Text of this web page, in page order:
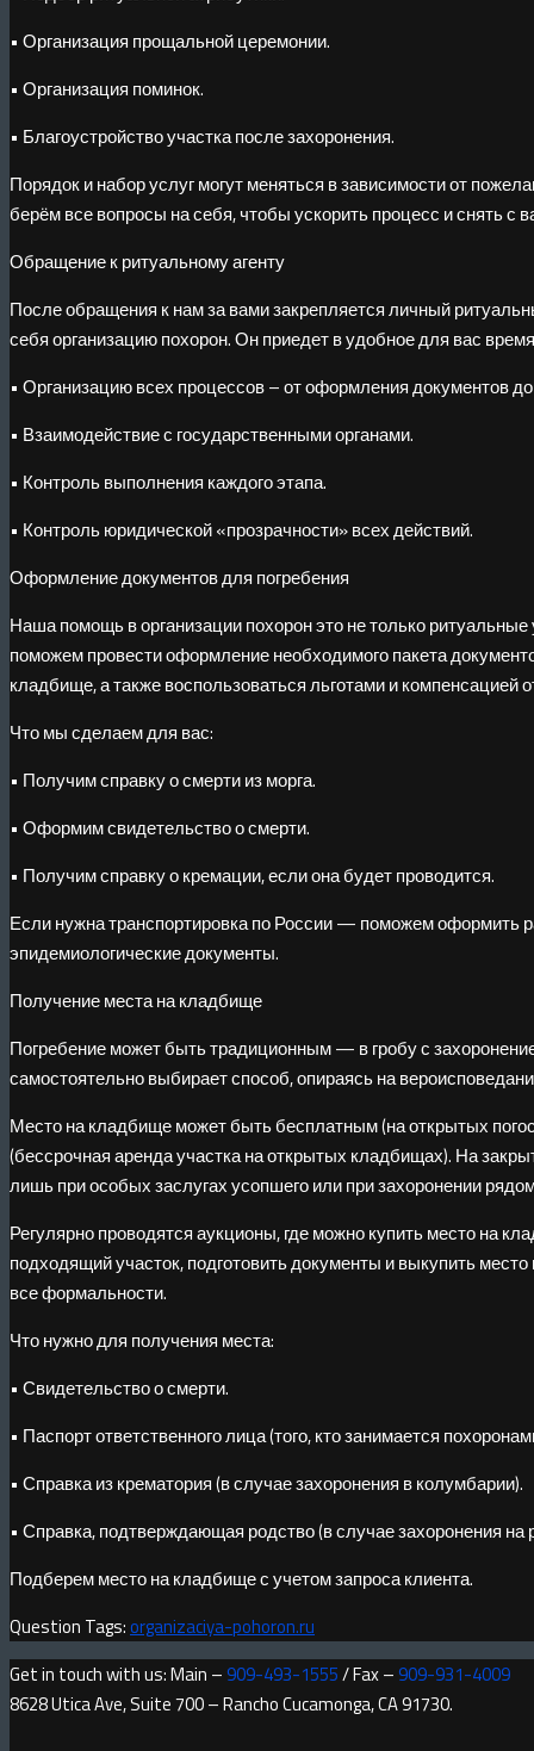
• Организация прощальной церемонии.
• Организация поминок.
• Благоустройство участка после захоронения.
Порядок и набор услуг могут меняться в зависимости от
берём все вопросы на себя, чтобы ускорить процесс и снять с
Обращение к ритуальному агенту
После обращения к нам за вами закрепляется личный
себя организацию похорон. Он приедет в удобное для вас
• Организацию всех процессов – от оформления документов
• Взаимодействие с государственными органами.
• Контроль выполнения каждого этапа.
• Контроль юридической «прозрачности» всех действий.
Оформление документов для погребения
Наша помощь в организации похорон это не только
поможем провести оформление необходимого пакета
кладбище, а также воспользоваться льготами и компенсацией
Что мы сделаем для вас:
• Получим справку о смерти из морга.
• Оформим свидетельство о смерти.
• Получим справку о кремации, если она будет проводится.
Если нужна транспортировка по России — поможем оформить
эпидемиологические документы.
Получение места на кладбище
Погребение может быть традиционным — в гробу с
самостоятельно выбирает способ, опираясь на
Место на кладбище может быть бесплатным (на открытых
(бессрочная аренда участка на открытых кладбищах). На
лишь при особых заслугах усопшего или при захоронении
Регулярно проводятся аукционы, где можно купить место на
подходящий участок, подготовить документы и выкупить
все формальности.
Что нужно для получения места:
• Свидетельство о смерти.
• Паспорт ответственного лица (того, кто занимается
• Справка из крематория (в случае захоронения в колумбарии).
• Справка, подтверждающая родство (в случае захоронения на
Подберем место на кладбище с учетом запроса клиента.
Question Tags:organizaciya-pohoron.ru
Get in touch with us: Main –909-493-1555/ Fax –909-931-4009
8628 Utica Ave, Suite 700 – Rancho Cucamonga, CA 91730.